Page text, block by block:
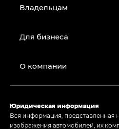
Владельцам
Для бизнеса
О компании
Юридическая информация
Вся информация, представленная
изображения автомобилей, их